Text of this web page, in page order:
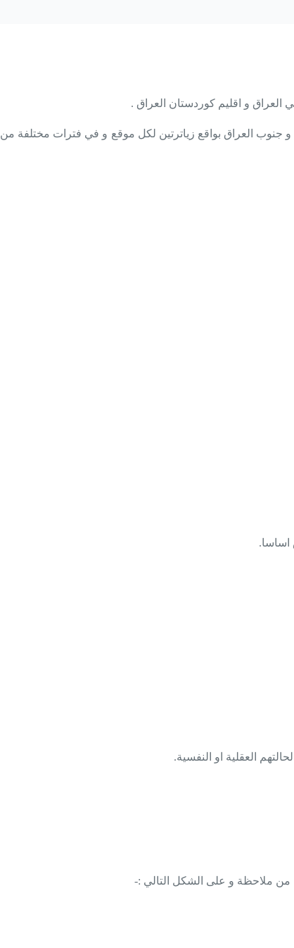
جنوب العراق بواقع زياترتين لكل موقع و في فترات مختلفة من
من ملاحظة و على الشكل التالي :-